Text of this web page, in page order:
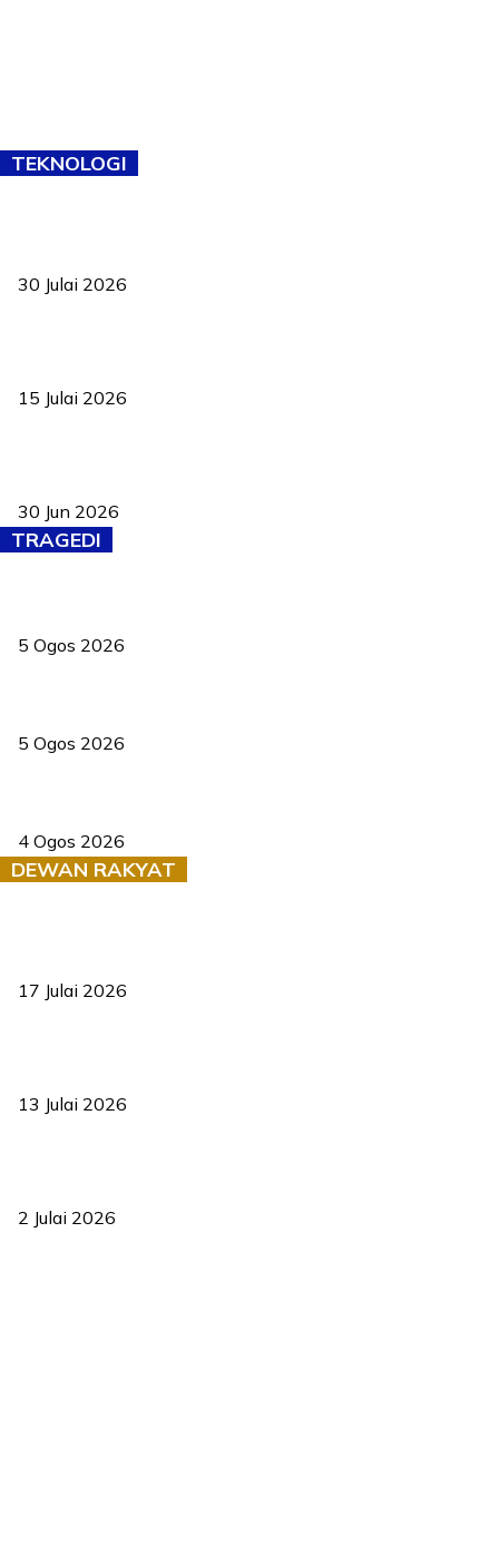
TEKNOLOGI
30 Julai 2026
15 Julai 2026
30 Jun 2026
TRAGEDI
5 Ogos 2026
5 Ogos 2026
4 Ogos 2026
DEWAN RAKYAT
17 Julai 2026
13 Julai 2026
2 Julai 2026